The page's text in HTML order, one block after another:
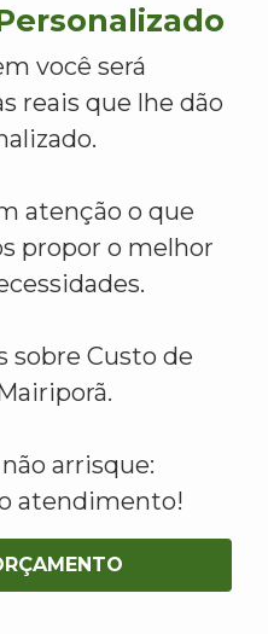
você será
reais que lhe dão
atenção o que
propor o melhor
sobre Custo de
arrisque:
atendimento!